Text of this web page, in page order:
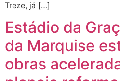
Treze, já […]
Estádio da
da Marquise
obras